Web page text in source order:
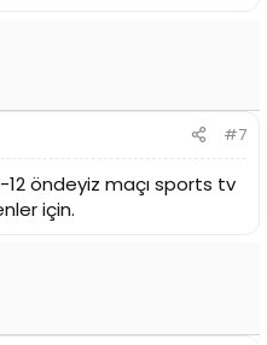
#7
12 öndeyiz maçı sports tv
için.